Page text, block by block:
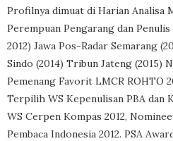
Profilnya dimuat di Harian Analisa
Perempuan Pengarang dan
2012) Jawa Pos-Radar Semarang
Sindo (2014) Tribun Jateng (2015)
Pemenang Favorit LMCR ROHTO
Terpilih WS Kepenulisan PBA dan
WS Cerpen Kompas 2012,
Pembaca Indonesia 2012. PSA